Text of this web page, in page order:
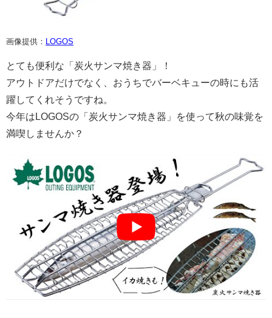
画像提供： LOGOS
とても便利な「炭火サンマ焼き器」！
アウトドアだけでなく、おうちでバーベキューの時にも活
躍してくれそうですね。
今年はLOGOSの「炭火サンマ焼き器」を使って秋の味覚を
満喫しませんか？